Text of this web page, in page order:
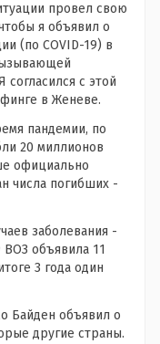
провел свою
я объявил о
(по COVID-19) в
с этой
в Женеве.
пандемии, по
20 миллионов
официально
числа погибших -
заболевания -
ВОЗ объявила 11
3 года один
Байден объявил о
другие страны.